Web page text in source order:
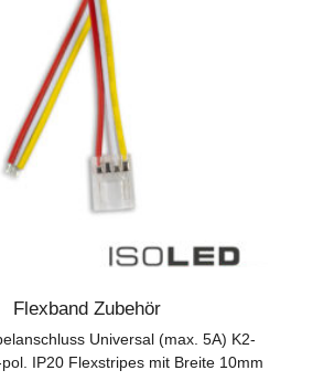
Flexband Zubehör
Universal (max. 5A) K2-
IP20 Flexstripes mit Breite 10mm